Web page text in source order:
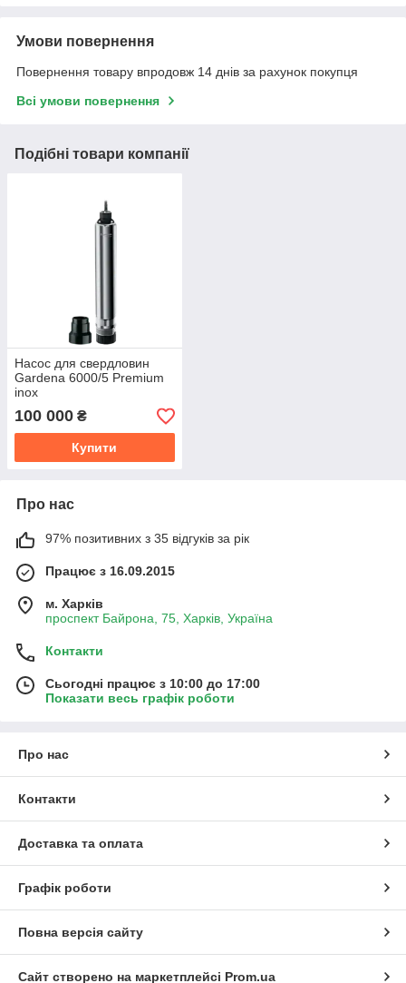
Умови повернення
Повернення товару впродовж 14 днів за рахунок покупця
Всі умови повернення
Подібні товари компанії
Насос для свердловин
Gardena 6000/5 Premium
inox
100 000 ₴
Купити
Про нас
97% позитивних з 35 відгуків за рік
Працює з 16.09.2015
м. Харків
проспект Байрона, 75, Харків, Україна
Контакти
Сьогодні працює з 10:00 до 17:00
Показати весь графік роботи
Про нас
Контакти
Доставка та оплата
Графік роботи
Повна версія сайту
Сайт створено на маркетплейсі Prom.ua